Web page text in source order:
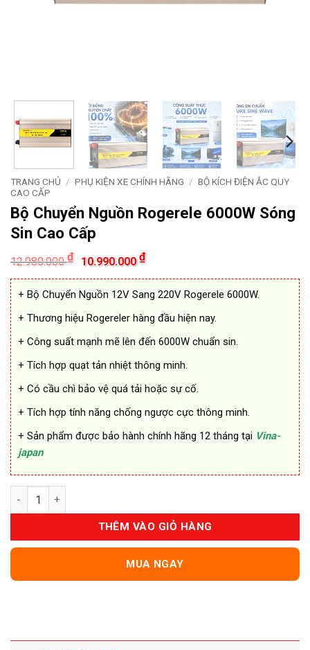
TRANG CHỦ / PHỤ KIỆN XE CHÍNH HÃNG / BỘ KÍCH ĐIỆN ẮC QUY
CAO CẤP
Bộ Chuyển Nguồn Rogerele 6000W Sóng
Sin Cao Cấp
12.980.000₫
Giá
gốc
là:
12.980.000 ₫.
10.990.000₫Giá
hiện
tại
là:
10.990.000 ₫.
+ Bộ Chuyển Nguồn 12V Sang 220V Rogerele 6000W.
+ Thương hiệu Rogereler hàng đầu hiện nay.
+ Công suất mạnh mẽ lên đến 6000W chuẩn sin.
+ Tích hợp quạt tản nhiệt thông minh.
+ Có cầu chì bảo vệ quá tải hoặc sự cố.
+ Tích hợp tính năng chống ngược cực thông minh.
+ Sản phẩm được bảo hành chính hãng 12 tháng tại Vina-
japan
Bộ Chuyển Nguồn Rogerele 6000W Sóng Sin Cao Cấp số lượng
THÊM VÀO GIỎ HÀNG
MUA NGAY